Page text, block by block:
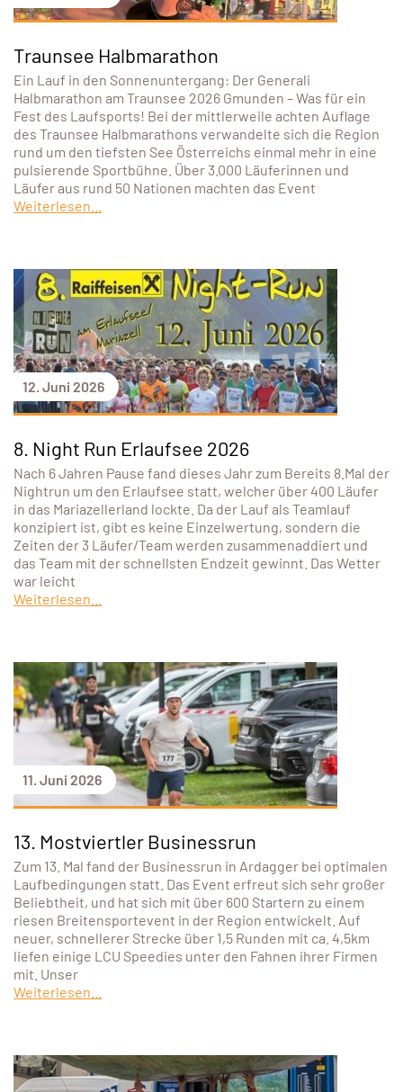
Traunsee Halbmarathon
Ein Lauf in den Sonnenuntergang: Der Generali
Halbmarathon am Traunsee 2026 Gmunden – Was für ein
Fest des Laufsports! Bei der mittlerweile achten Auflage
des Traunsee Halbmarathons verwandelte sich die Region
rund um den tiefsten See Österreichs einmal mehr in eine
pulsierende Sportbühne. Über 3.000 Läuferinnen und
Läufer aus rund 50 Nationen machten das Event
Weiterlesen...
12. Juni 2026
8. Night Run Erlaufsee 2026
Nach 6 Jahren Pause fand dieses Jahr zum Bereits 8.Mal der
Nightrun um den Erlaufsee statt, welcher über 400 Läufer
in das Mariazellerland lockte. Da der Lauf als Teamlauf
konzipiert ist, gibt es keine Einzelwertung, sondern die
Zeiten der 3 Läufer/Team werden zusammenaddiert und
das Team mit der schnellsten Endzeit gewinnt. Das Wetter
war leicht
Weiterlesen...
11. Juni 2026
13. Mostviertler Businessrun
Zum 13. Mal fand der Businessrun in Ardagger bei optimalen
Laufbedingungen statt. Das Event erfreut sich sehr großer
Beliebtheit, und hat sich mit über 600 Startern zu einem
riesen Breitensportevent in der Region entwickelt. Auf
neuer, schnellerer Strecke über 1,5 Runden mit ca. 4,5km
liefen einige LCU Speedies unter den Fahnen ihrer Firmen
mit. Unser
Weiterlesen...